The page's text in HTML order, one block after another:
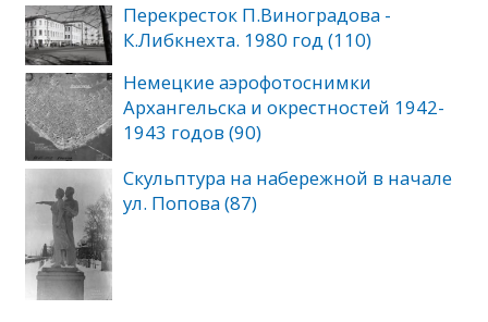
Перекресток П.Виноградова -
К.Либкнехта. 1980 год (110)
Немецкие аэрофотоснимки
Архангельска и окрестностей 1942-
1943 годов (90)
Скульптура на набережной в начале
ул. Попова (87)